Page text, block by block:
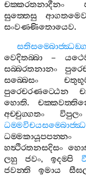
චක‍්කරතනාදීනං
සුත‍්තෙසු
සංවණ‍්ණිතොයෙව.
වෙදිතබ‍්බා –
සබ‍්බරතනානං
සබ‍්බෙසං
පුරෙචරණට‍්ඨෙන
හොති.
අච‍්චුග‍්ගතං
විපුලං
ධම‍්මකායූපපන‍්නං
හත්‍ථිරතනසදිසං
ලහු
ජවං,ඉදම‍්පි
ජවන‍්ති
ඉමාය